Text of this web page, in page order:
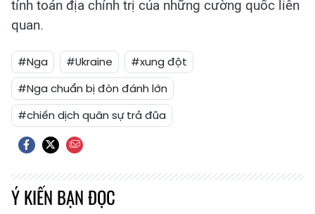
tính toán địa chính trị của những cường quốc liên
quan.
#Nga #Ukraine
#xung đột
#Nga chuẩn bị đòn đánh lớn
#chiến dịch quân sự trả đũa
Ý KIẾN BẠN ĐỌC